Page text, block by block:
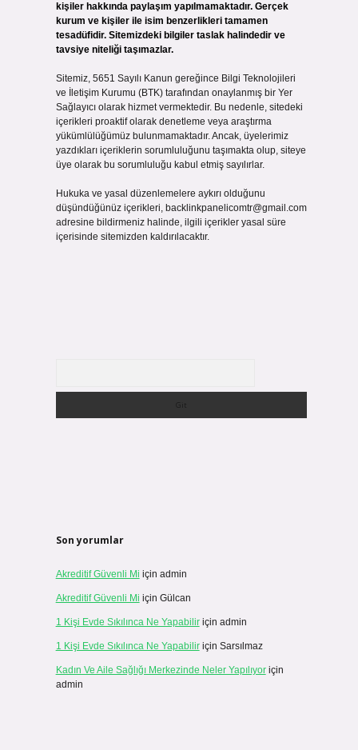
kişiler hakkında paylaşım yapılmamaktadır. Gerçek
kurum ve kişiler ile isim benzerlikleri tamamen
tesadüfidir. Sitemizdeki bilgiler taslak halindedir ve
tavsiye niteliği taşımazlar.
Sitemiz, 5651 Sayılı Kanun gereğince Bilgi Teknolojileri
ve İletişim Kurumu (BTK) tarafından onaylanmış bir Yer
Sağlayıcı olarak hizmet vermektedir. Bu nedenle, sitedeki
içerikleri proaktif olarak denetleme veya araştırma
yükümlülüğümüz bulunmamaktadır. Ancak, üyelerimiz
yazdıkları içeriklerin sorumluluğunu taşımakta olup, siteye
üye olarak bu sorumluluğu kabul etmiş sayılırlar.
Hukuka ve yasal düzenlemelere aykırı olduğunu
düşündüğünüz içerikleri, backlinkpanelicomtr@gmail.com
adresine bildirmeniz halinde, ilgili içerikler yasal süre
içerisinde sitemizden kaldırılacaktır.
Son yorumlar
Akreditif Güvenli Mi için admin
Akreditif Güvenli Mi için Gülcan
1 Kişi Evde Sıkılınca Ne Yapabiliriçin admin
1 Kişi Evde Sıkılınca Ne Yapabiliriçin Sarsılmaz
Kadın Ve Aile Sağlığı Merkezinde Neler Yapılıyoriçin
admin